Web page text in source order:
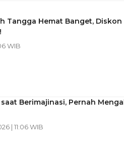
Tangga Hemat Banget, Diskon
WIB
Berimajinasi, Pernah
| 11:06 WIB